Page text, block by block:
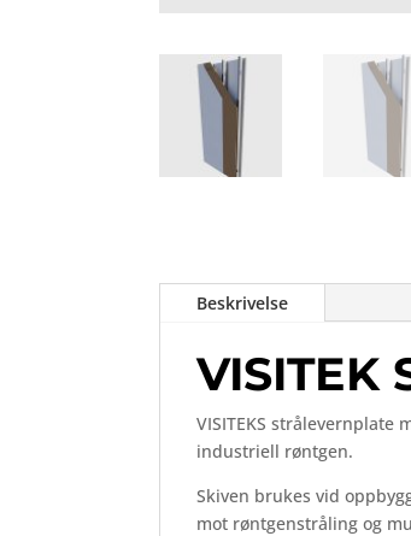
Beskrivelse
VISITEK
VISITEKS strålevernplate
industriell røntgen.
Skiven brukes vid
mot røntgenstråling og